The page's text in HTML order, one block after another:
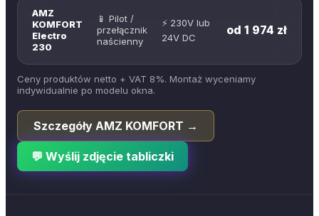
AMZ
KOMFORT
Electro
230
📱 Pilot /
przełącznik
naścienny
⚡ 230V lub
24V DC
od 1 974 zł
Ceny produktów netto + VAT 8%. Montaż wyceniamy
indywidualnie po modelu okna.
Szczegóły AMZ KOMFORT →
💬 Wyślij zdjęcie tabliczki